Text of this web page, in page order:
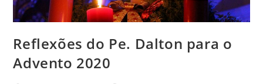
Reflexões do Pe. Dalton para o
Advento 2020